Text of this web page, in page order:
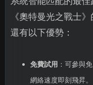
《奧特曼光之戰士
還有以下優勢：
免費試用 ：可參與
網絡速度即刻飛昇。